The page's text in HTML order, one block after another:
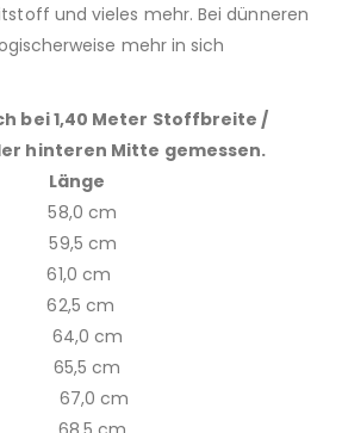
und vieles mehr. Bei dünneren
mehr in sich
bei 1,40 Meter Stoffbreite /
hinteren Mitte gemessen.
Länge
58,0 cm
59,5 cm
61,0 cm
62,5 cm
64,0 cm
65,5 cm
67,0 cm